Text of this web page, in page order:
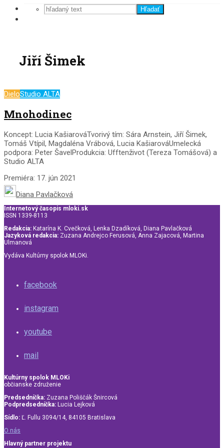
Hľadať
Jiří Šimek
DieloStudio ALTA
Mnohodinec
Koncept: Lucia KašiarováTvorivý tím: Sára Arnstein, Jiří Šimek,
Tomáš Vtípil, Magdaléna Vrábová, Lucia KašiarováUmelecká
podpora: Peter ŠavelProdukcia: Ufftenživot (Tereza Tomášová) a
Studio ALTA
Premiéra: 17. jún 2021
Diana Pavlačková
Internetový časopis mloki.sk
ISSN 1339-8113
Redakcia: Katarína K. Cvečková, Lenka Dzadíková, Diana Pavlačková
Jazyková redakcia: Zuzana Andrejco Ferusová, Anna Zajacová, Martina
Ulmanová
Vydáva Kultúrny spolok MLOKi.
facebook
instagram
youtube
mail
Kultúrny spolok MLOKi
občianske združenie
Predsedníčka: Zuzana Poliščák Šnircová
Podpredsedníčka: Lucia Lejková
Sídlo: Ľ. Fullu 3094/14, 84105 Bratislava
O nás
Hlavný partner projektu